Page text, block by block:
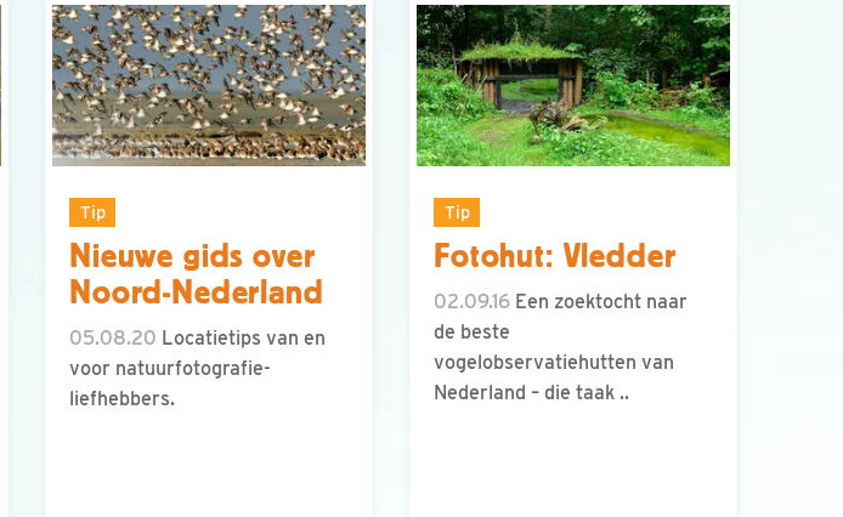
Tip
Nieuwe gids over
Noord-Nederland
05.08.20 Locatietips van en
voor natuurfotografie-
liefhebbers.
Tip
Fotohut: Vledder
02.09.16 Een zoektocht naar
de beste
vogelobservatiehutten van
Nederland – die taak ..